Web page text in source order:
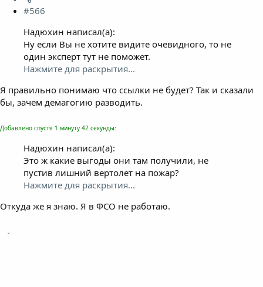
#566
Надюхин написал(а):
Ну если Вы не хотите видите очевидного, то не
один эксперт тут не поможет.
Нажмите для раскрытия...
Я правильно понимаю что ссылки не будет? Так и сказали
бы, зачем демагогию разводить.
Добавлено спустя 1 минуту 42 секунды:
Надюхин написал(а):
Это ж какие выгоды они там получили, не
пустив лишний вертолет на пожар?
Нажмите для раскрытия...
Откуда же я знаю. Я в ФСО не работаю.